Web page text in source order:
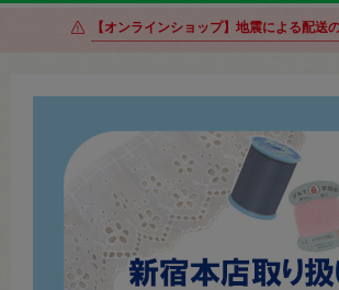
【オンラインショップ】地震による配送